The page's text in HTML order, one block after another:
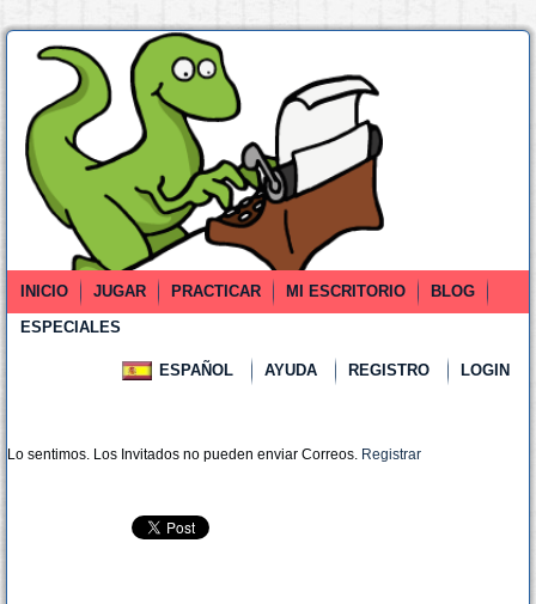
INICIO JUGAR PRACTICAR MI ESCRITORIO
BLOG
ESPECIALES
ESPAÑOL AYUDA REGISTRO LOGIN
Lo sentimos. Los Invitados no pueden enviar Correos. Registrar